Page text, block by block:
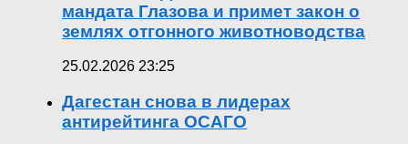
мандата Глазова и примет закон о
землях отгонного животноводства
25.02.2026 23:25
Дагестан снова в лидерах
антирейтинга ОСАГО